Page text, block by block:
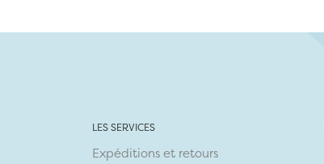
LES SERVICES
Expéditions et retours